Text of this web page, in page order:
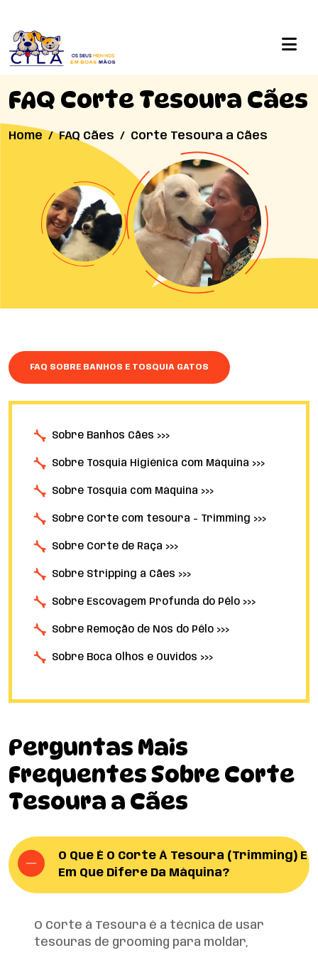
FAQ Corte Tesoura Cães
Home FAQ Cães Corte Tesoura a Cães
FAQ SOBRE BANHOS E TOSQUIA GATOS
Sobre Banhos Cães >>>
Sobre Tosquia Higiénica com Máquina >>>
Sobre Tosquia com Máquina >>>
Sobre Corte com tesoura - Trimming >>>
Sobre Corte de Raça >>>
Sobre Stripping a Cães >>>
Sobre Escovagem Profunda do Pêlo >>>
Sobre Remoção de Nós do Pêlo >>>
Sobre Boca Olhos e Ouvidos >>>
Perguntas Mais
Frequentes Sobre Corte
Tesoura a Cães
O Que É O Corte À Tesoura (Trimming) E
Em Que Difere Da Máquina?
O Corte à Tesoura é a técnica de usar
tesouras de grooming para moldar,